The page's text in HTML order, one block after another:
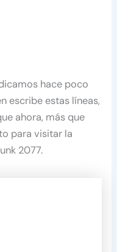
hace poco
escribe estas líneas,
ahora, más que
para visitar la
2077.